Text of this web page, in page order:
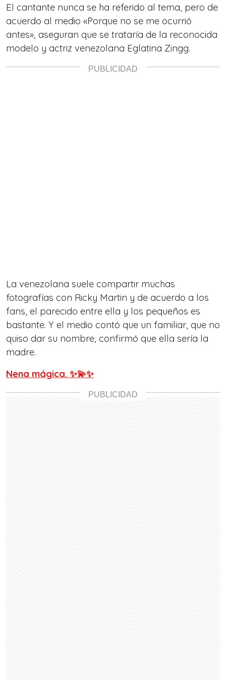
El cantante nunca se ha referido al tema, pero de
acuerdo al medio «Porque no se me ocurrió
antes», aseguran que se trataría de la reconocida
modelo y actriz venezolana Eglatina Zingg.
La venezolana suele compartir muchas
fotografías con Ricky Martin y de acuerdo a los
fans, el parecido entre ella y los pequeños es
bastante. Y el medio contó que un familiar, que no
quiso dar su nombre, confirmó que ella sería la
madre.
Nena mágica. ✨💫✨